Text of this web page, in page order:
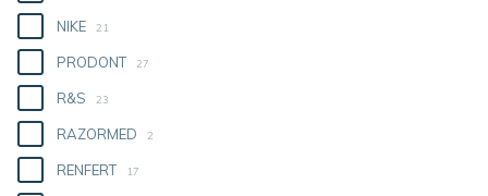
NIKE 21
PRODONT 27
R&S 23
RAZORMED 2
RENFERT 17